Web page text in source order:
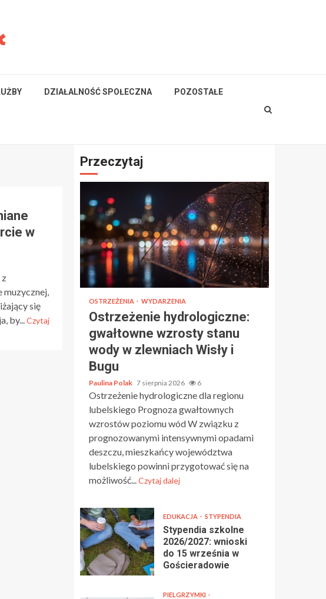
DZIAŁALNOŚĆ SPOŁECZNA POZOSTAŁE
w
muzycznej,
się
by...Czytaj
Przeczytaj
OSTRZEŻENIA WYDARZENIA
Ostrzeżenie hydrologiczne:
gwałtowne wzrosty stanu
wody w zlewniach Wisły i
Bugu
Paulina Polak 7 sierpnia 2026 6
Ostrzeżenie hydrologiczne dla regionu
lubelskiego Prognoza gwałtownych
wzrostów poziomu wód W związku z
prognozowanymi intensywnymi opadami
deszczu, mieszkańcy województwa
lubelskiego powinni przygotować się na
możliwość...Czytaj dalej
EDUKACJA STYPENDIA
Stypendia szkolne
2026/2027: wnioski
do 15 września w
Gościeradowie
PIELGRZYMKI